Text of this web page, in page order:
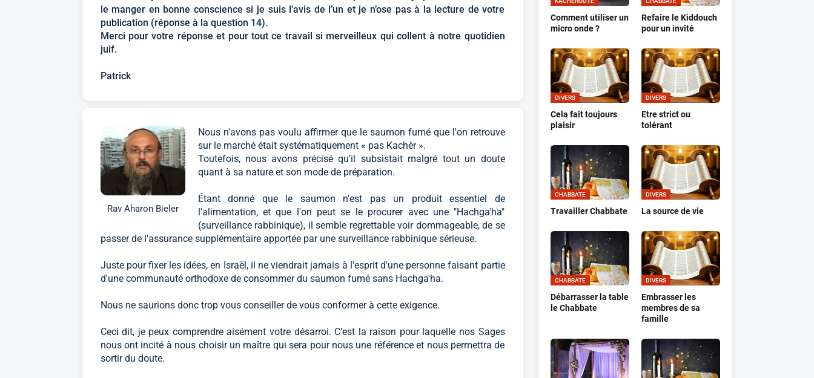
le manger en bonne conscience si je suis l’avis de l’un et je n’ose pas à la lecture de votre
publication (réponse à la question 14).
Merci pour votre réponse et pour tout ce travail si merveilleux qui collent à notre quotidien
juif.
Patrick
Rav Aharon Bieler
Nous n'avons pas voulu affirmer que le saumon fumé que l'on retrouve
sur le marché était systématiquement « pas Kachèr ».
Toutefois, nous avons précisé qu'il subsistait malgré tout un doute
quant à sa nature et son mode de préparation.
Étant donné que le saumon n'est pas un produit essentiel de
l'alimentation, et que l'on peut se le procurer avec une "Hachga'ha"
(surveillance rabbinique), il semble regrettable voir dommageable, de se
passer de l'assurance supplémentaire apportée par une surveillance rabbinique sérieuse.
Juste pour fixer les idées, en Israël, il ne viendrait jamais à l'esprit d'une personne faisant partie
d'une communauté orthodoxe de consommer du saumon fumé sans Hachga'ha.
Nous ne saurions donc trop vous conseiller de vous conformer à cette exigence.
Ceci dit, je peux comprendre aisément votre désarroi. C’est la raison pour laquelle nos Sages
nous ont incité à nous choisir un maître qui sera pour nous une référence et nous permettra de
sortir du doute.
Comment utiliser un
micro onde ?
Refaire le Kiddouch
pour un invité
DIVERS
Cela fait toujours
plaisir
DIVERS
Etre strict ou
tolérant
CHABBATE
Travailler Chabbate
DIVERS
La source de vie
CHABBATE
Débarrasser la table
le Chabbate
DIVERS
Embrasser les
membres de sa
famille